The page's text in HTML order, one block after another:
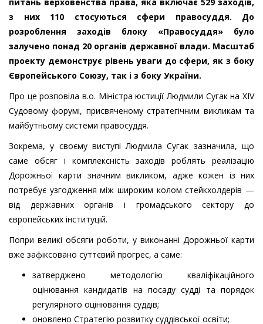
з них 110 стосуються сфери правосуддя. До
розроблення заходів блоку «Правосуддя» було
залучено понад 20 органів державної влади. Масштаб
проекту демонструє рівень уваги до сфери, як з боку
Європейського Союзу, так і з боку України.
Про це розповіла в.о. Міністра юстиції Людмили Сугак на XIV
Судовому форумі, присвяченому стратегічним викликам та
майбутньому системи правосуддя.
Зокрема, у своєму виступі Людмила Сугак зазначила, що
саме обсяг і комплексність заходів роблять реалізацію
Дорожньої карти значним викликом, адже кожен із них
потребує узгодження між широким колом стейкхолдерів —
від державних органів і громадського сектору до
європейських інституцій.
Попри великі обсяги роботи, у виконанні Дорожньої карти
вже зафіксовано суттєвий прогрес, а саме:
затверджено методологію кваліфікаційного
оцінювання кандидатів на посаду судді та порядок
регулярного оцінювання суддів;
оновлено Стратегію розвитку суддівської освіти;